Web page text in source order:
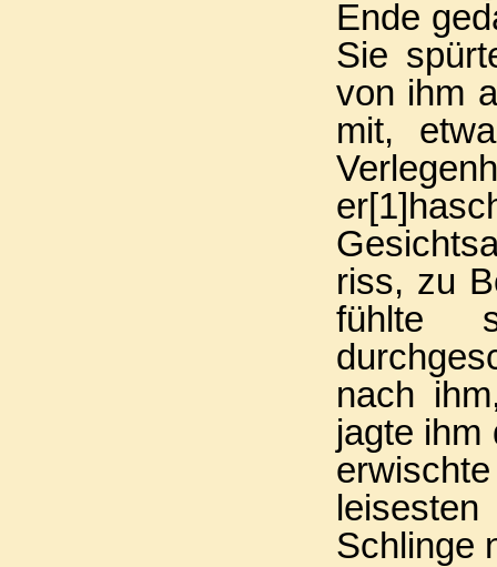
Ende
Sie
von ihm
mit,
er[1]
riss, zu
fühlte
nach
jagte ihm
Schlinge